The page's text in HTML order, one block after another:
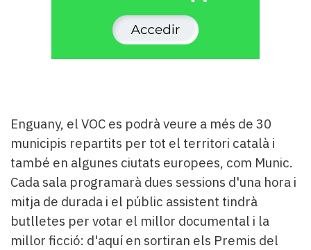
Enguany, el VOC es podrà veure a més de 30
municipis repartits per tot el territori català i
també en algunes ciutats europees, com Munic.
Cada sala programarà dues sessions d'una hora i
mitja de durada i el públic assistent tindrà
butlletes per votar el millor documental i la
millor ficció: d'aquí en sortiran els Premis del